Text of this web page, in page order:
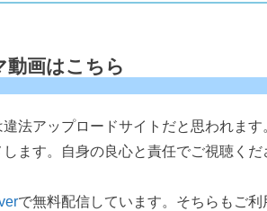
動画はこちら
法アップロードサイトだと思われま
ます。自身の良心と責任でご視聴く
で無料配信しています。そちらもご利